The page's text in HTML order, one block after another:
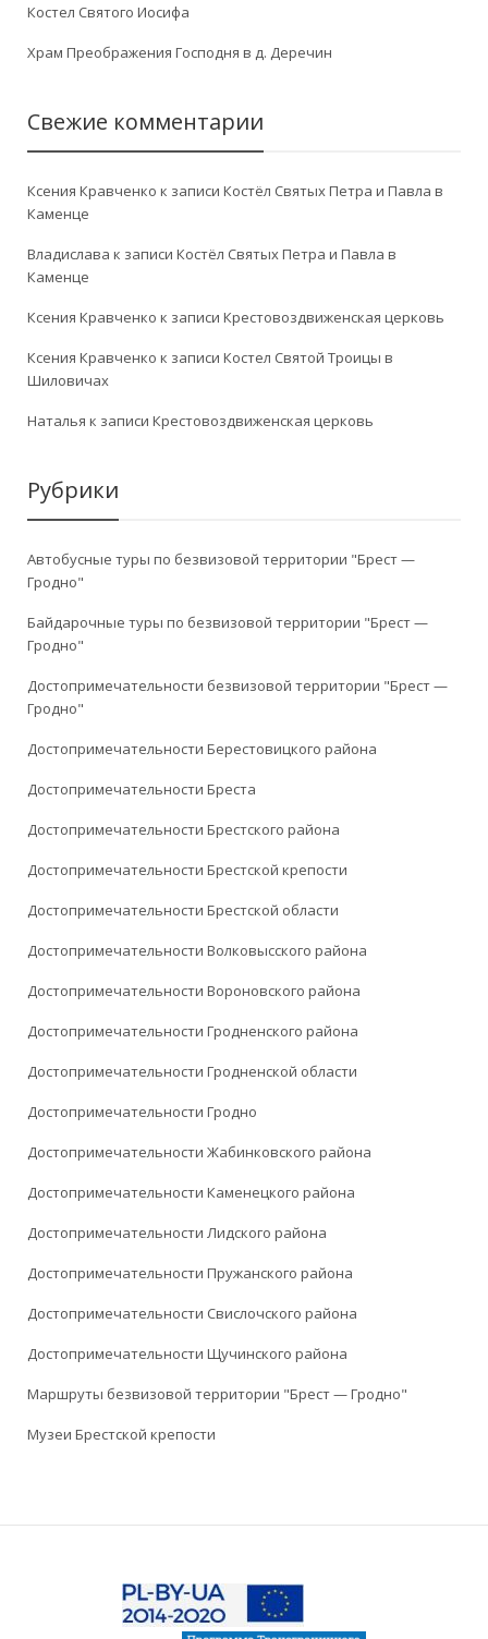
Костел Святого Иосифа
Храм Преображения Господня в д. Деречин
Свежие комментарии
Ксения Кравченко к записи Костёл Святых Петра и Павла в
Каменце
Владислава к записи Костёл Святых Петра и Павла в
Каменце
Ксения Кравченко к записи Крестовоздвиженская церковь
Ксения Кравченко к записи Костел Святой Троицы в
Шиловичах
Наталья к записи Крестовоздвиженская церковь
Рубрики
Автобусные туры по безвизовой территории "Брест —
Гродно"
Байдарочные туры по безвизовой территории "Брест —
Гродно"
Достопримечательности безвизовой территории "Брест —
Гродно"
Достопримечательности Берестовицкого района
Достопримечательности Бреста
Достопримечательности Брестского района
Достопримечательности Брестской крепости
Достопримечательности Брестской области
Достопримечательности Волковысского района
Достопримечательности Вороновского района
Достопримечательности Гродненского района
Достопримечательности Гродненской области
Достопримечательности Гродно
Достопримечательности Жабинковского района
Достопримечательности Каменецкого района
Достопримечательности Лидского района
Достопримечательности Пружанского района
Достопримечательности Свислочского района
Достопримечательности Щучинского района
Маршруты безвизовой территории "Брест — Гродно"
Музеи Брестской крепости